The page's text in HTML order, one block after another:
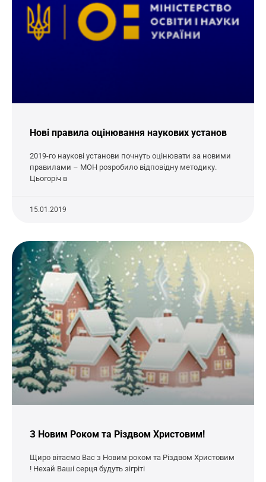
Нові правила оцінювання наукових установ
2019-го наукові установи почнуть оцінювати за новими
правилами – МОН розробило відповідну методику.
Цьогоріч в
15.01.2019
З Новим Роком та Різдвом Христовим!
Щиро вітаємо Вас з Новим роком та Різдвом Христовим
! Нехай Ваші серця будуть зігріті